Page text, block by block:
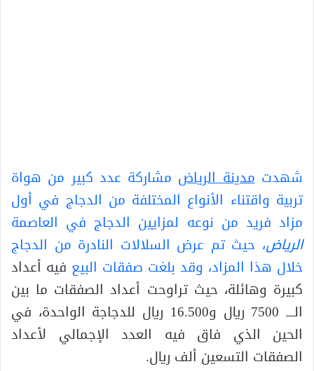
شهدتمدينة الرياض مشاركة عدد كبير من هواة
تربية واقتناء الأنواع المختلفة من الدجاج في أول
مزاد فريد من نوعه لمزايين الدجاج في العاصمة
الرياض، حيث تم عرض السلالات النادرة من الدجاج
خلال هذا المزاد، وقد بلغت صفقات البيع فيه أعداد
كبيرة وهائلة، حيث تراوحت أعداد الصفقات ما بين
الــــ 7500 ريال و16.500 ريال للدجاجة الواحدة، في
الحين الذي فاق فيه العدد الإجمالي لأعداد
الصفقات التسعين ألف ريال.